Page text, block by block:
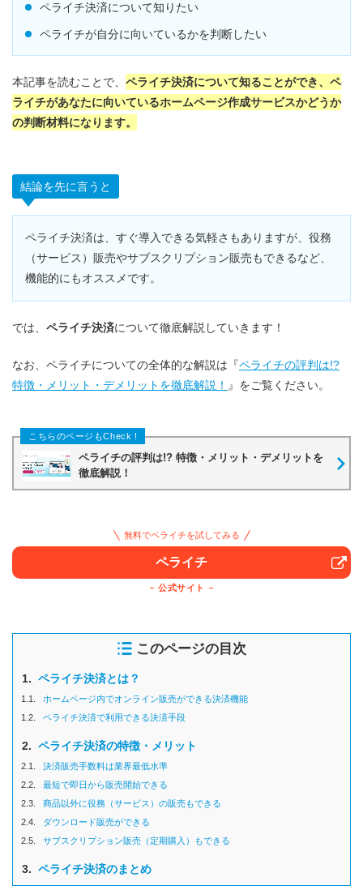
ペライチ決済について知りたい
ペライチが自分に向いているかを判断したい
本記事を読むことで、 ペライチ決済について知ることができ、ペ
ライチがあなたに向いているホームページ作成サービスかどうか
の判断材料になります。
結論を先に言うと
ペライチ決済は、すぐ導入できる気軽さもありますが、役務
（サービス）販売やサブスクリプション販売もできるなど、
機能的にもオススメです。
では、 ペライチ決済について徹底解説していきます！
なお、ペライチについての全体的な解説は『ペライチの評判は!?
特徴・メリット・デメリットを徹底解説！ 』をご覧ください。
ペライチの評判は!? 特徴・メリット・デメリットを
徹底解説！
無料でペライチを試してみる
ペライチ
公式サイト
このページの目次
1. ペライチ決済とは？
1.1.
ホームページ内でオンライン販売ができる決済機能
1.2.
ペライチ決済で利用できる決済手段
2. ペライチ決済の特徴・メリット
2.1.
決済販売手数料は業界最低水準
2.2.
最短で即日から販売開始できる
2.3.
商品以外に役務（サービス）の販売もできる
2.4.
ダウンロード販売ができる
2.5.
サブスクリプション販売（定期購⼊）もできる
3. ペライチ決済のまとめ